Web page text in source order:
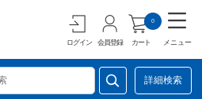
ログイン 会員登録 カート
0
メニュー
詳細検索